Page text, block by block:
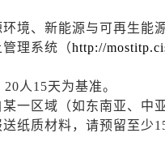
境、新能源与可再生能
理系统（http://
人15天为基准。
一区域（如东南亚、中
纸质材料，请预留至少